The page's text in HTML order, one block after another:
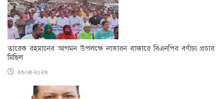
তারেক রহমানের আগমন উপলক্ষে নাভারন বাজারে বিএনপির বর্ণাঢ্য প্রচার
মিছিল
২৩/০৪/২০২৬